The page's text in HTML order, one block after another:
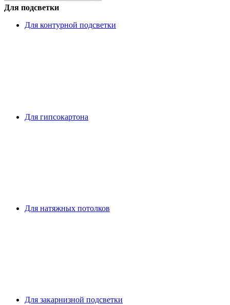
Для подсветки
Для контурной подсветки
Для гипсокартона
Для натяжных потолков
Для закарнизной подсветки